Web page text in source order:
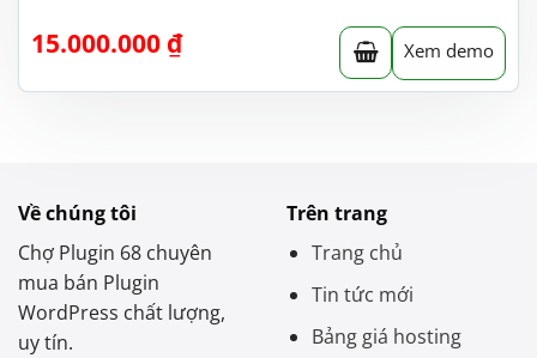
15.000.000 ₫ Xem demo
Về chúng tôi
Chợ Plugin 68 chuyên
mua bán Plugin
WordPress chất lượng,
uy tín.
Trên trang
Trang chủ
Tin tức mới
Bảng giá hosting